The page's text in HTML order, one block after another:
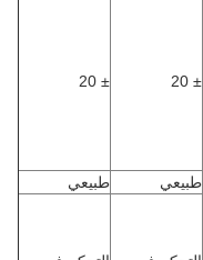
± 20
± 20
طبيعي طبيعي